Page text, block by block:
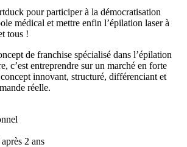
pour participer à la démocratisation
médical et mettre enfin l’épilation laser à
tous !
de franchise spécialisé dans l’épilation
c’est entreprendre sur un marché en forte
innovant, structuré, différenciant et
réelle.
2 ans